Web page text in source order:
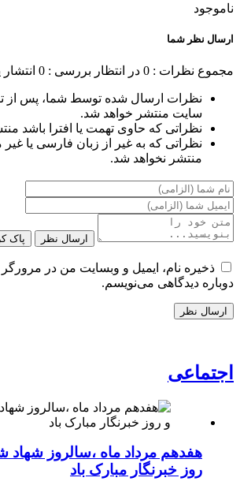
ناموجود
ارسال نظر شما
مجموع نظرات : 0 در انتظار بررسی : 0 انتشار
نظرات ارسال شده توسط شما، پس از
سایت منتشر خواهد شد.
نظراتی که حاوی تهمت یا افترا باشد
نظراتی که به غیر از زبان فارسی یا غیر
منتشر نخواهد شد.
ارسال نظر پاک
ذخیره نام، ایمیل و وبسایت من در
دوباره دیدگاهی می‌نویسم.
اجتماعی
هفدهم مرداد ماه ،سالروز شهاد
روز خبرنگار مبارک باد